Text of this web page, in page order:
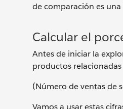
de comparación es
Calcular el
Antes de iniciar la
productos
(Número de ventas de
Vamos a usar estas